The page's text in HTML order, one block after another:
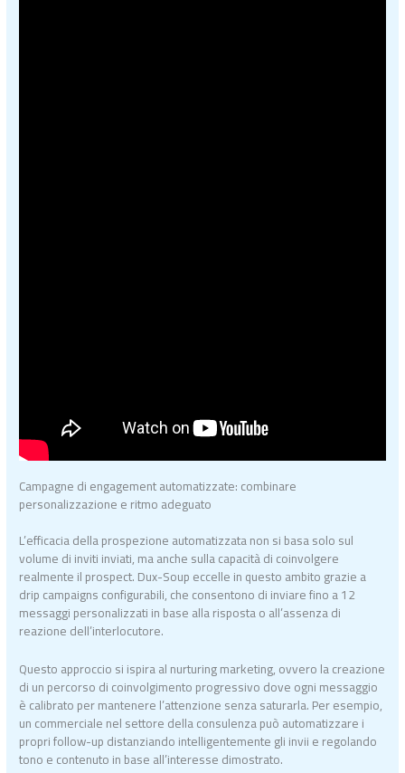
Campagne di engagement automatizzate: combinare
personalizzazione e ritmo adeguato
L’efficacia della prospezione automatizzata non si basa solo sul
volume di inviti inviati, ma anche sulla capacità di coinvolgere
realmente il prospect. Dux-Soup eccelle in questo ambito grazie a
drip campaigns configurabili, che consentono di inviare fino a 12
messaggi personalizzati in base alla risposta o all’assenza di
reazione dell’interlocutore.
Questo approccio si ispira al nurturing marketing, ovvero la creazione
di un percorso di coinvolgimento progressivo dove ogni messaggio
è calibrato per mantenere l’attenzione senza saturarla. Per esempio,
un commerciale nel settore della consulenza può automatizzare i
propri follow-up distanziando intelligentemente gli invii e regolando
tono e contenuto in base all’interesse dimostrato.